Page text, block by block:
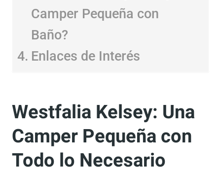
Camper Pequeña con
Baño?
Enlaces de Interés
Westfalia Kelsey: Una
Camper Pequeña con
Todo lo Necesario